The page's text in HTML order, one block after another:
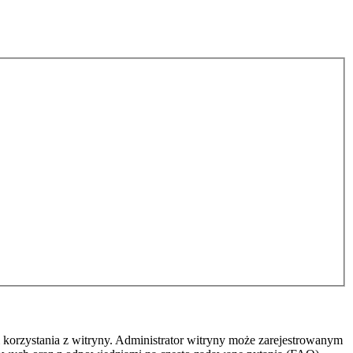
z witryny. Administrator witryny może zarejestrowanym